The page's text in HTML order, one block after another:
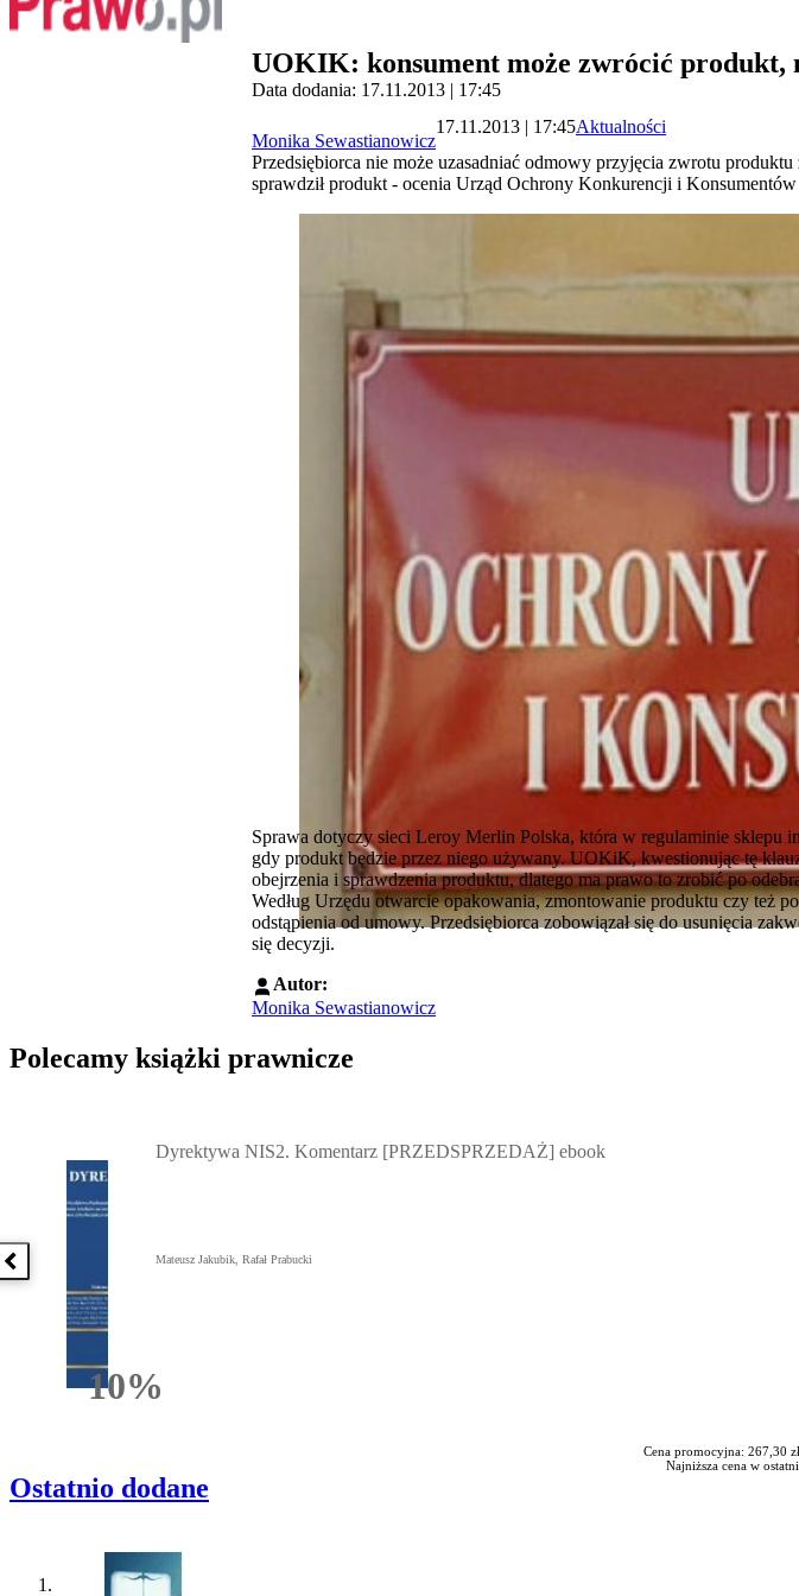
UOKIK: konsument może zwrócić produkt,
Data dodania: 17.11.2013 | 17:45
Monika Sewastianowicz
17.11.2013 | 17:45Aktualności
Przedsiębiorca nie może uzasadniać odmowy przyjęcia zwrotu
sprawdził produkt - ocenia Urząd Ochrony Konkurencji i Konsumentów
Sprawa dotyczy sieci Leroy Merlin Polska, która w regulaminie sklepu
gdy produkt będzie przez niego używany. UOKiK, kwestionując tę
obejrzenia i sprawdzenia produktu, dlatego ma prawo to zrobić po
Według Urzędu otwarcie opakowania, zmontowanie produktu czy też
odstąpienia od umowy. Przedsiębiorca zobowiązał się do usunięcia
się decyzji.
Autor:
Monika Sewastianowicz
Polecamy książki prawnicze
Poprzednia książka
10%Rabatu
Dyrektywa NIS2. Komentarz [PRZEDSPRZEDAŻ] ebook
Mateusz Jakubik, Rafał Prabucki
Cena promocyjna: 267,30
Najniższa cena w
Ostatnio dodane